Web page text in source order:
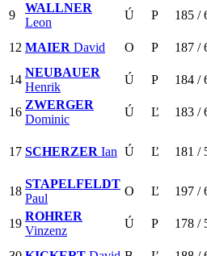
9
WALLNER
Leon
Ú P 185 /
12 MAIER David O P 187 /
14
NEUBAUER
Henrik
Ú P 184 /
16
ZWERGER
Dominic
Ú Ľ 183 /
17 SCHERZER Ian Ú Ľ 181 /
18
STAPELFELDT
Paul
O Ľ 197 /
19
ROHRER
Vinzenz
Ú P 178 /